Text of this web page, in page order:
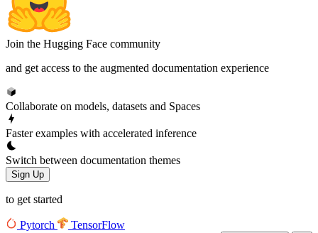
Join the Hugging Face community
and get access to the augmented documentation experience
Collaborate on models, datasets and Spaces
Faster examples with accelerated inference
Switch between documentation themes
Sign Up
to get started
Pytorch TensorFlow